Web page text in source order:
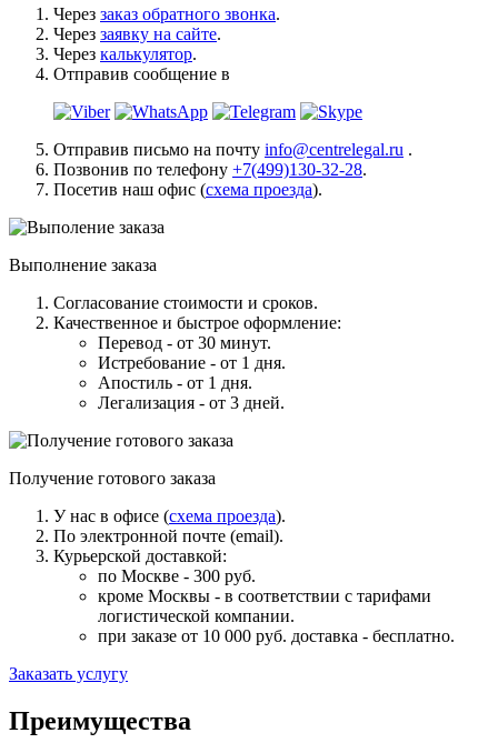
Через заказ обратного звонка.
Через заявку на сайте.
Через калькулятор.
Отправив сообщение в
Отправив письмо на почту info@centrelegal.ru .
Позвонив по телефону +7(499)130-32-28.
Посетив наш офис (схема проезда).
Выполнение заказа
Согласование стоимости и сроков.
Качественное и быстрое оформление:
Перевод - от 30 минут.
Истребование - от 1 дня.
Апостиль - от 1 дня.
Легализация - от 3 дней.
Получение готового заказа
У нас в офисе (схема проезда).
По электронной почте (email).
Курьерской доставкой:
по Москве - 300 руб.
кроме Москвы - в соответствии с тарифами
логистической компании.
при заказе от 10 000 руб. доставка - бесплатно.
Заказать услугу
Преимущества